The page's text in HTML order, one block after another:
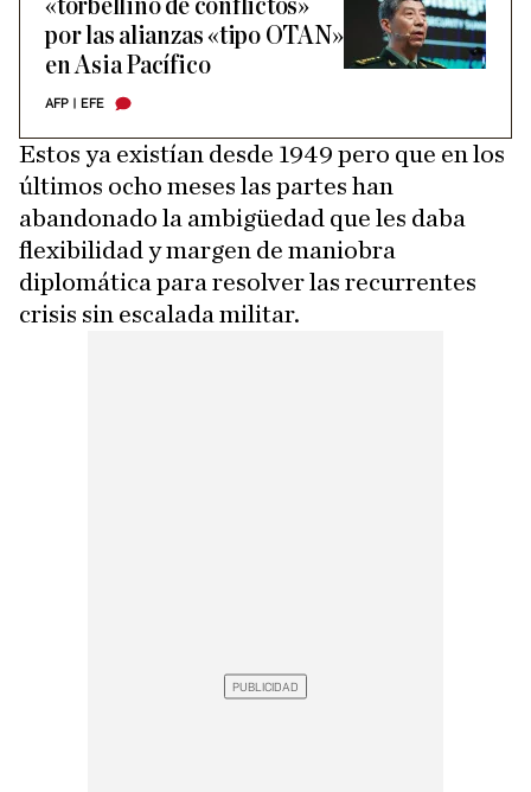
«torbellino de conflictos»
por las alianzas «tipo OTAN»
en Asia Pacífico
AFP EFE
Estos ya existían desde 1949 pero que en los
últimos ocho meses las partes han
abandonado la ambigüedad que les daba
flexibilidad y margen de maniobra
diplomática para resolver las recurrentes
crisis sin escalada militar.